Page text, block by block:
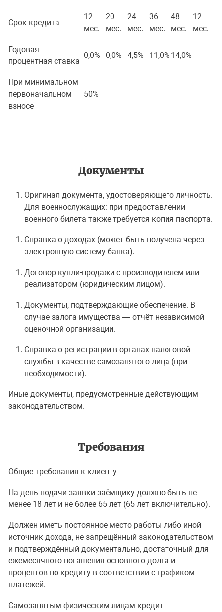
Срок кредита
12
мес.
20
мес.
24
мес.
36
мес.
48
мес.
12
мес.
Годовая
процентная ставка
0,0% 0,0% 4,5% 11,0% 14,0%
При минимальном
первоначальном
взносе
50%
Документы
Оригинал документа, удостоверяющего личность.
Для военнослужащих: при предоставлении
военного билета также требуется копия паспорта.
Справка о доходах (может быть получена через
электронную систему банка).
Договор купли-продажи с производителем или
реализатором (юридическим лицом).
Документы, подтверждающие обеспечение. В
случае залога имущества — отчёт независимой
оценочной организации.
Справка о регистрации в органах налоговой
службы в качестве самозанятого лица (при
необходимости).
Иные документы, предусмотренные действующим
законодательством.
Требования
Общие требования к клиенту
На день подачи заявки заёмщику должно быть не
менее 18 лет и не более 65 лет (65 лет включительно).
Должен иметь постоянное место работы либо иной
источник дохода, не запрещённый законодательством
и подтверждённый документально, достаточный для
ежемесячного погашения основного долга и
процентов по кредиту в соответствии с графиком
платежей.
Самозанятым физическим лицам кредит